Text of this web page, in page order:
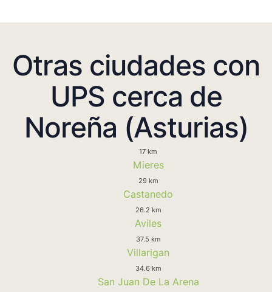
Otras ciudades con
UPS cerca de
Noreña (Asturias)
17 km
Mieres
29 km
Castanedo
26.2 km
Aviles
37.5 km
Villarigan
34.6 km
San Juan De La Arena